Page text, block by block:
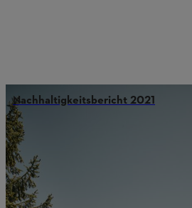
Nachhaltigkeitsbericht 2021